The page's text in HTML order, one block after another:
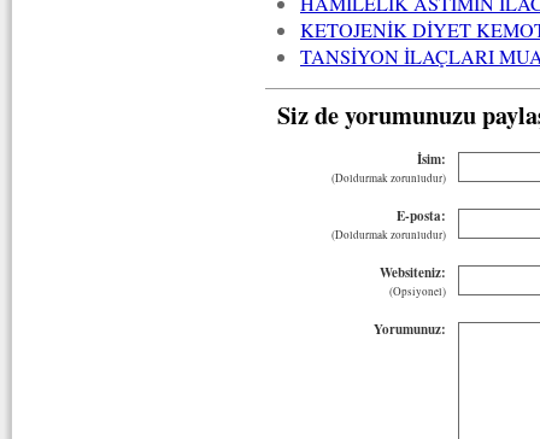
KETOJENİK DİYET
TANSİYON İLAÇLARI
Siz de yorumunuzu
İsim:
(Doldurmak zorunludur)
E-posta:
(Doldurmak zorunludur)
Websiteniz:
(Opsiyonel)
Yorumunuz: